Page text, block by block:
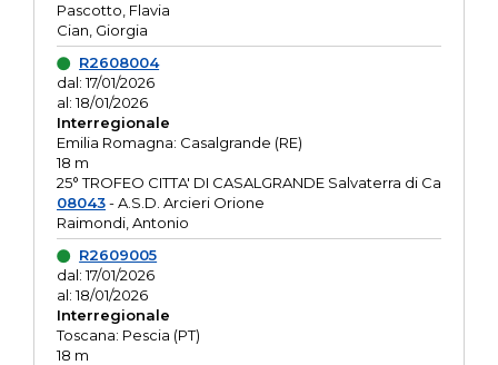
Pascotto, Flavia
Cian, Giorgia
R2608004
dal: 17/01/2026
al: 18/01/2026
Interregionale
Emilia Romagna: Casalgrande (RE)
18 m
25° TROFEO CITTA' DI CASALGRANDE Salvaterra di Ca
08043- A.S.D. Arcieri Orione
Raimondi, Antonio
R2609005
dal: 17/01/2026
al: 18/01/2026
Interregionale
Toscana: Pescia (PT)
18 m